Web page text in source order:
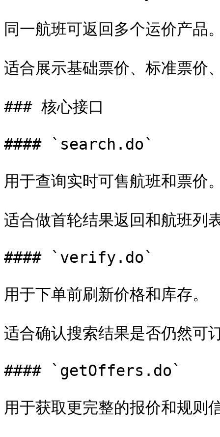
同一航班可返回多个运价产品
适合展示基础票价、标准票价
### 核心接口
#### `search.do`
用于查询实时可售航班和票价
适合做首轮结果返回和航班列
#### `verify.do`
用于下单前刷新价格和库存。
适合确认搜索结果是否仍然可
#### `getOffers.do`
用于获取更完整的报价和规则